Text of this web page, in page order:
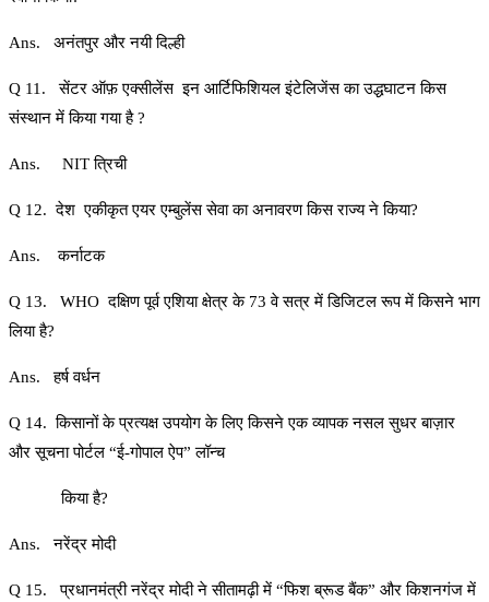
Ans. अनंतपुर और नयी दिल्ही
Q 11. सेंटर ऑफ़ एक्सीलेंस इन आर्टिफिशियल इंटेलिजेंस का उद्धघाटन किस
संस्थान में किया गया है ?
Ans. NIT त्रिची
Q 12. देश एकीकृत एयर एम्बुलेंस सेवा का अनावरण किस राज्य ने किया?
Ans. कर्नाटक
Q 13. WHO दक्षिण पूर्व एशिया क्षेत्र के 73 वे सत्र में डिजिटल रूप में किसने भाग
लिया है?
Ans. हर्ष वर्धन
Q 14. किसानों के प्रत्यक्ष उपयोग के लिए किसने एक व्यापक नसल सुधर बाज़ार
और सूचना पोर्टल “ई-गोपाल ऐप” लॉन्च
किया है?
Ans. नरेंद्र मोदी
Q 15. प्रधानमंत्री नरेंद्र मोदी ने सीतामढ़ी में “फिश ब्रूड बैंक” और किशनगंज में